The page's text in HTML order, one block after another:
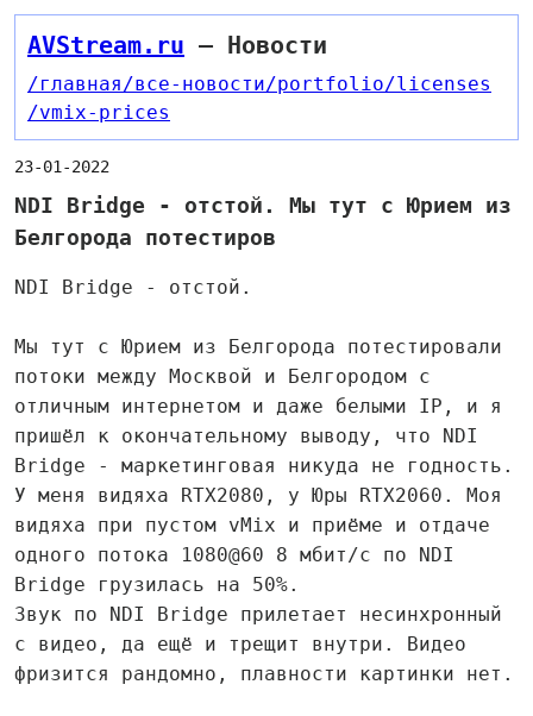
AVStream.ru — Новости
/главная/все-новости/portfolio/licenses
/vmix-prices
23-01-2022
NDI Bridge - отстой. Мы тут с Юрием из
Белгорода потестиров
NDI Bridge - отстой.
Мы тут с Юрием из Белгорода потестировали
потоки между Москвой и Белгородом с
отличным интернетом и даже белыми IP, и я
пришёл к окончательному выводу, что NDI
Bridge - маркетинговая никуда не годность.
У меня видяха RTX2080, у Юры RTX2060. Моя
видяха при пустом vMix и приёме и отдаче
одного потока 1080@60 8 мбит/с по NDI
Bridge грузилась на 50%.
Звук по NDI Bridge прилетает несинхронный
с видео, да ещё и трещит внутри. Видео
фризится рандомно, плавности картинки нет.